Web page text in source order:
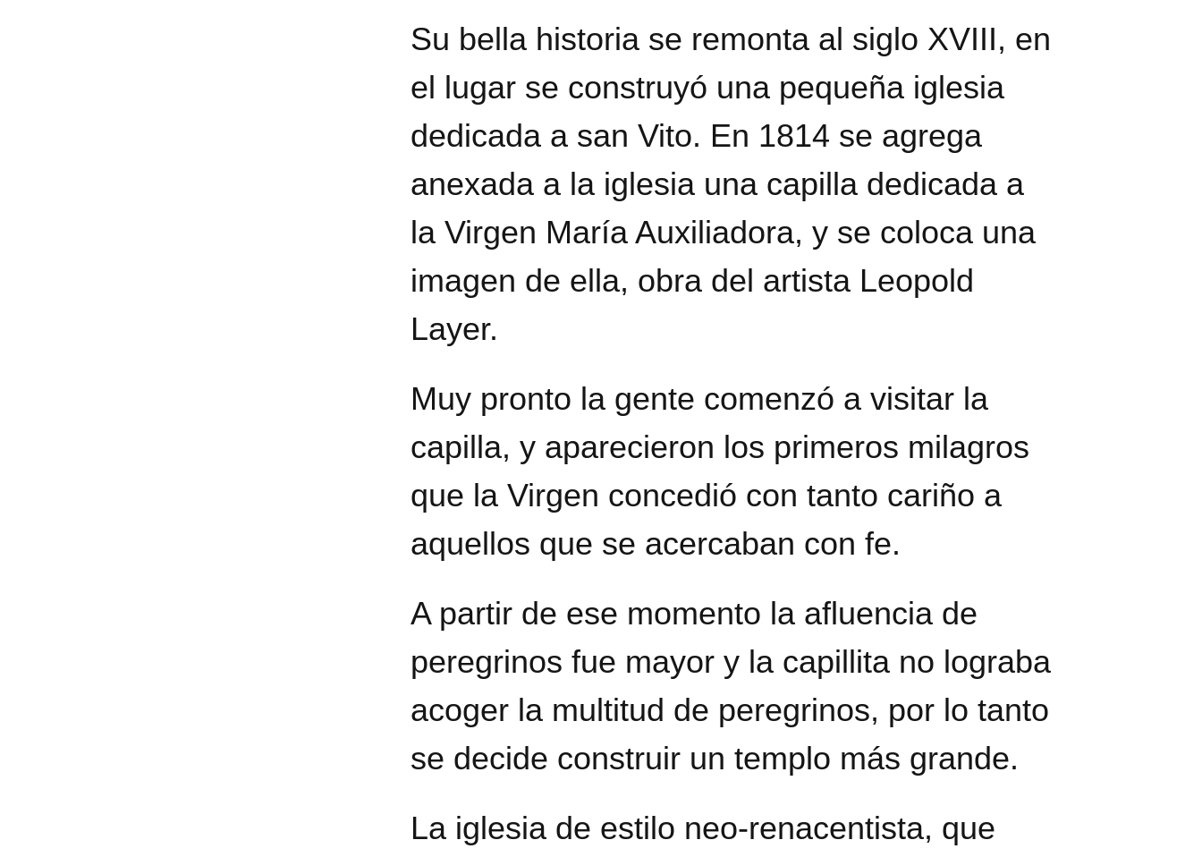
Su bella historia se remonta al siglo XVIII, en
el lugar se construyó una pequeña iglesia
dedicada a san Vito. En 1814 se agrega
anexada a la iglesia una capilla dedicada a
la Virgen María Auxiliadora, y se coloca una
imagen de ella, obra del artista Leopold
Layer.
Muy pronto la gente comenzó a visitar la
capilla, y aparecieron los primeros milagros
que la Virgen concedió con tanto cariño a
aquellos que se acercaban con fe.
A partir de ese momento la afluencia de
peregrinos fue mayor y la capillita no lograba
acoger la multitud de peregrinos, por lo tanto
se decide construir un templo más grande.
La iglesia de estilo neo-renacentista, que